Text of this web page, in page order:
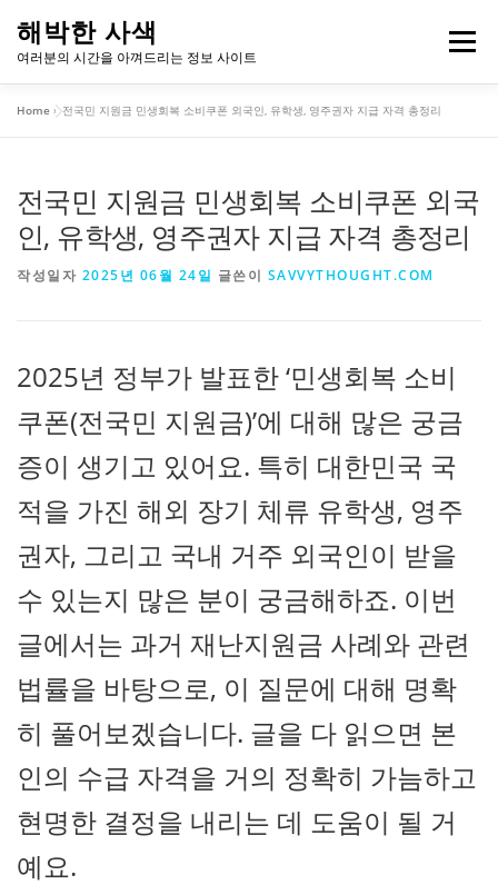
로
해박한 사색
여러분의 시간을 아껴드리는 정보 사이트
메뉴
Home »전국민 지원금 민생회복 소비쿠폰 외국인, 유학생, 영주권자 지급 자격 총정리
전국민 지원금 민생회복 소비쿠폰 외국
인, 유학생, 영주권자 지급 자격 총정리
작성일자 2025년 06월 24일 글쓴이 SAVVYTHOUGHT.COM
2025년 정부가 발표한 ‘민생회복 소비
쿠폰(전국민 지원금)’에 대해 많은 궁금
증이 생기고 있어요. 특히 대한민국 국
적을 가진 해외 장기 체류 유학생, 영주
권자, 그리고 국내 거주 외국인이 받을
수 있는지 많은 분이 궁금해하죠. 이번
글에서는 과거 재난지원금 사례와 관련
법률을 바탕으로, 이 질문에 대해 명확
히 풀어보겠습니다. 글을 다 읽으면 본
인의 수급 자격을 거의 정확히 가늠하고
현명한 결정을 내리는 데 도움이 될 거
예요.